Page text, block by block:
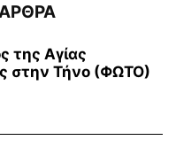
της Αγίας
στην Τήνο (ΦΩΤΟ)